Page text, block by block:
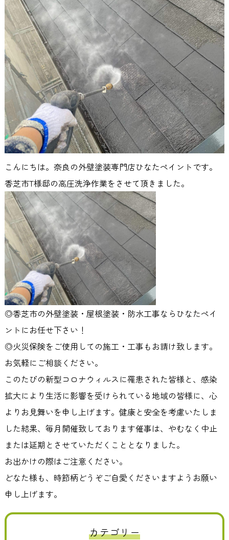
こんにちは。奈良の外壁塗装専門店ひなたペイントです。
香芝市T様邸の高圧洗浄作業をさせて頂きました。
◎香芝市の外壁塗装・屋根塗装・防水工事ならひなたペイ
ントにお任せ下さい！
◎火災保険をご使用しての施工・工事もお請け致します。
お気軽にご相談ください。
このたびの新型コロナウィルスに罹患された皆様と、感染
拡大により生活に影響を受けられている地域の皆様に、心
よりお見舞いを申し上げます。健康と安全を考慮いたしま
した結果、毎月開催致しております催事は、やむなく中止
または延期とさせていただくこととなりました。
お出かけの際はご注意ください。
どなた様も、時節柄どうぞご自愛くださいますようお願い
申し上げます。
カテゴリー